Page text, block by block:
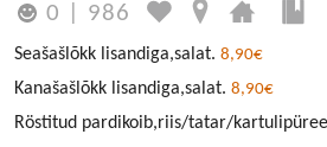
0 986
Seašašlõkk lisandiga,salat. 8,90€
Kanašašlõkk lisandiga,salat. 8,90€
Röstitud pardikoib,riis/tatar/